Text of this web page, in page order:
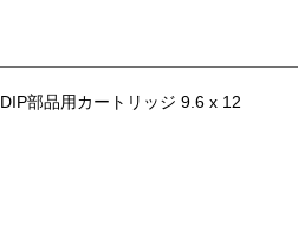
DIP部品用カートリッジ 9.6 x 12